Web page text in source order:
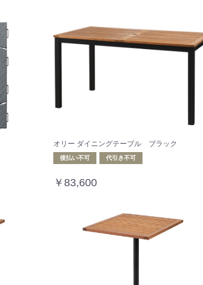
オリー ダイニングテーブル ブラック
後払い不可 代引き不可
￥83,600